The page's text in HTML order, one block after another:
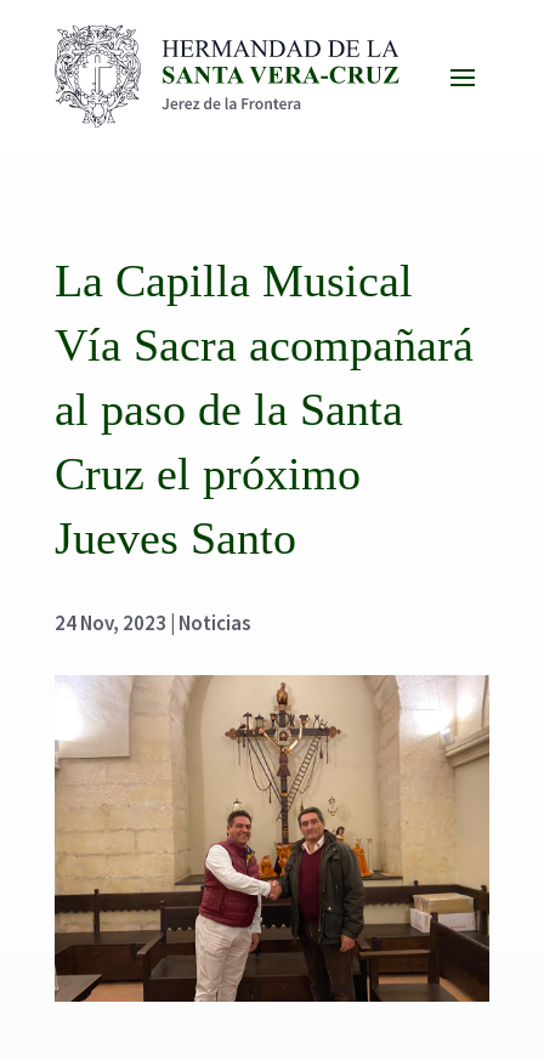
La Capilla Musical
Vía Sacra acompañará
al paso de la Santa
Cruz el próximo
Jueves Santo
24 Nov, 2023 Noticias